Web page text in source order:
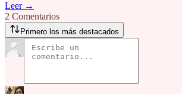
Leer →
2 Comentarios
Primero los más destacados